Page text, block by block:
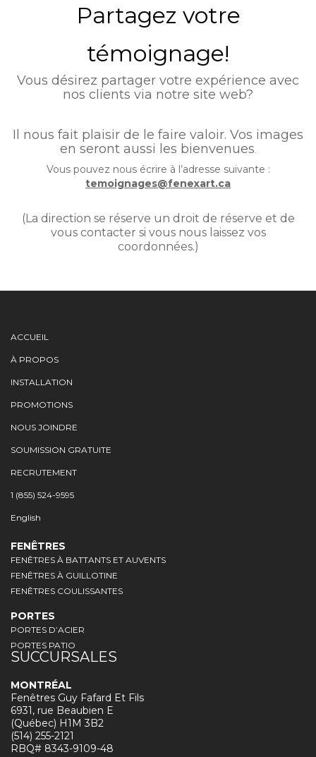
Partagez votre
témoignage!
Vous désirez partager votre expérience avec
nos clients via notre site web?
Il nous fait plaisir de le faire valoir. Vos images
en seront aussi les bienvenues
Vous pouvez nous écrire à l’adresse suivante :
temoignages@fenexart.ca
(La direction se réserve un droit de réserve et de
vous contacter si vous nous laissez vos
coordonnées.)
ACCUEIL
À PROPOS
INSTALLATION
PROMOTIONS
NOUS JOINDRE
SOUMISSION GRATUITE
RECRUTEMENT
1 (855) 524-9595
English
FENÊTRES
FENÊTRES À BATTANTS ET AUVENTS
FENÊTRES À GUILLOTINE
FENÊTRES COULISSANTES
PORTES
PORTES D’ACIER
PORTES PATIO
SUCCURSALES
MONTRÉAL
Fenêtres Guy Fafard Et Fils
6931, rue Beaubien E
(Québec) H1M 3B2
(514) 255-2121
RBQ# 8343-9109-48